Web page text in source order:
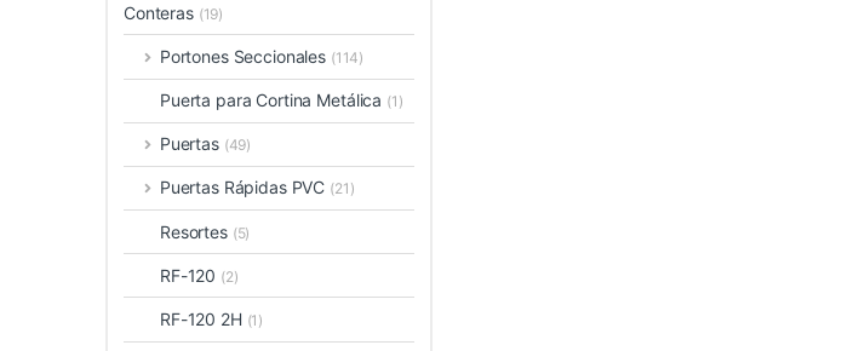
Conteras (19)
Portones Seccionales (114)
Puerta para Cortina Metálica (1)
Puertas (49)
Puertas Rápidas PVC (21)
Resortes (5)
RF-120 (2)
RF-120 2H (1)